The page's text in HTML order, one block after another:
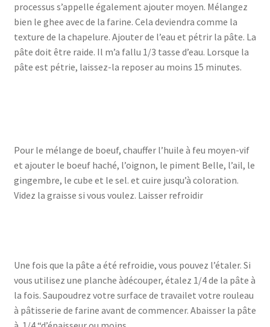
processus s’appelle également ajouter moyen. Mélangez
bien le ghee avec de la farine. Cela deviendra comme la
texture de la chapelure. Ajouter de l’eau et pétrir la pâte. La
pâte doit être raide. Il m’a fallu 1/3 tasse d’eau. Lorsque la
pâte est pétrie, laissez-la reposer au moins 15 minutes.
Pour le mélange de boeuf, chauffer l’huile à feu moyen-vif
et ajouter le boeuf haché, l’oignon, le piment Belle, l’ail, le
gingembre, le cube et le sel. et cuire jusqu’à coloration.
Videz la graisse si vous voulez. Laisser refroidir
Une fois que la pâte a été refroidie, vous pouvez l’étaler. Si
vous utilisez une planche àdécouper, étalez 1/4 de la pâte à
la fois. Saupoudrez votre surface de travailet votre rouleau
à pâtisserie de farine avant de commencer. Abaisser la pâte